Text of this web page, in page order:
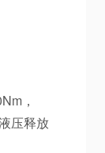
，
压释放